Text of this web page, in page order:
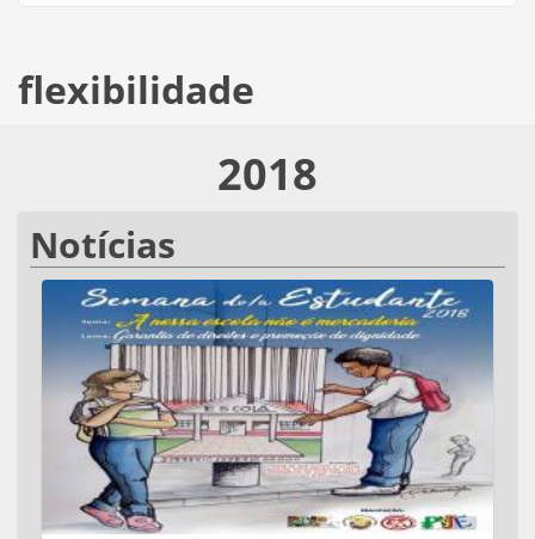
flexibilidade
2018
Notícias